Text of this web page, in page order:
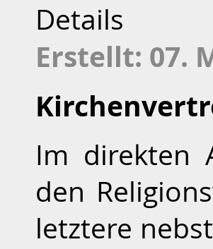
Details
Erstellt: 07.
Im direkten
den
letztere